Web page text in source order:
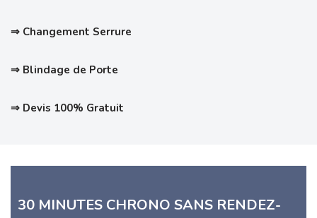
⇒ Changement Serrure
⇒ Blindage de Porte
⇒ Devis 100% Gratuit
30 MINUTES CHRONO SANS RENDEZ-